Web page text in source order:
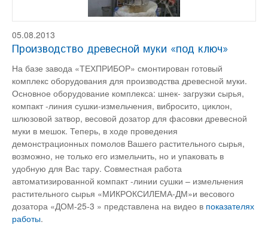
05.08.2013
Производство древесной муки «под ключ»
На базе завода «ТЕХПРИБОР» смонтирован готовый
комплекс оборудования для производства древесной муки.
Основное оборудование комплекса: шнек- загрузки сырья,
компакт -линия сушки-измельчения, вибросито, циклон,
шлюзовой затвор, весовой дозатор для фасовки древесной
муки в мешок. Теперь, в ходе проведения
демонстрационных помолов Вашего растительного сырья,
возможно, не только его измельчить, но и упаковать в
удобную для Вас тару. Совместная работа
автоматизированной компакт -линии сушки – измельчения
растительного сырья «МИКРОКСИЛЕМА-ДМ»и весового
дозатора «ДОМ-25-3 » представлена на видео в показателях
работы.